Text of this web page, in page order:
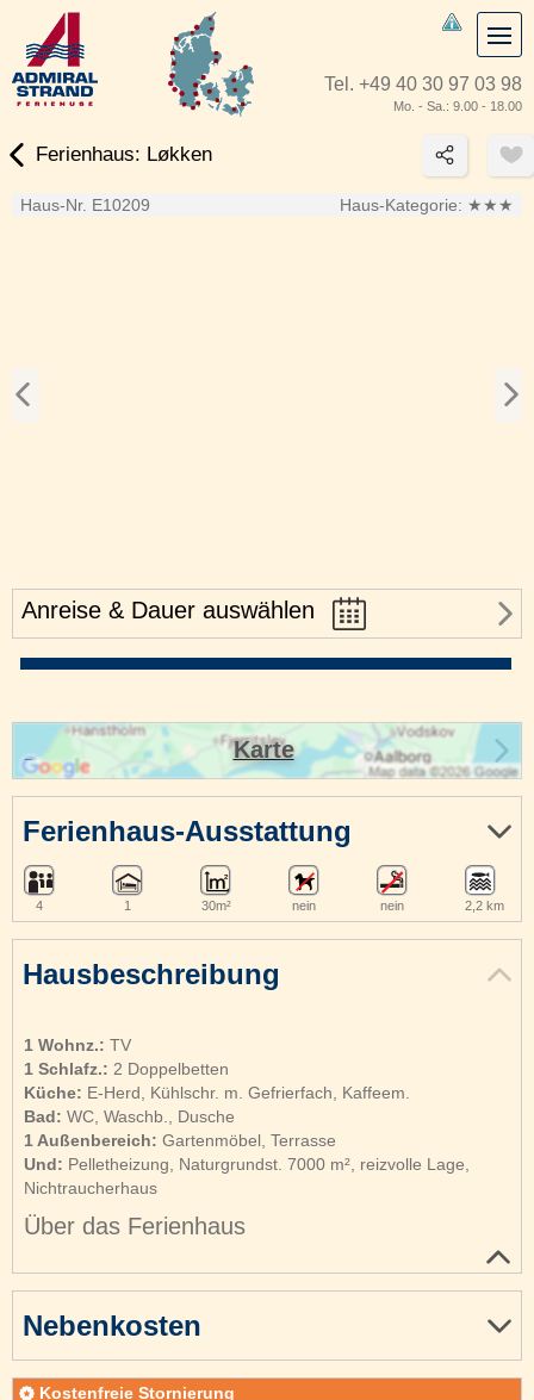
Tel. +49 40 30 97 03 98
Mo. - Sa.: 9.00 - 18.00
Ferienhaus: Løkken
Haus-Nr. E10209 Haus-Kategorie: ★★★
Anreise & Dauer auswählen
Hausbeschreibung
1 Wohnz.: TV
1 Schlafz.: 2 Doppelbetten
Küche: E-Herd, Kühlschr. m. Gefrierfach, Kaffeem.
Bad: WC, Waschb., Dusche
1 Außenbereich: Gartenmöbel, Terrasse
Und: Pelletheizung, Naturgrundst. 7000 m², reizvolle Lage,
Nichtraucherhaus
Über das Ferienhaus
Ferienhaus-Ausstattung
4 1 30m² nein nein 2,2 km
Nebenkosten
Kostenfreie Stornierung
Karte